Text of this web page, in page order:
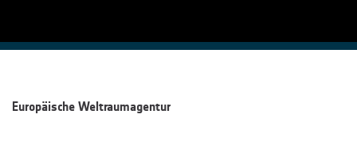
Europäische Weltraumagentur